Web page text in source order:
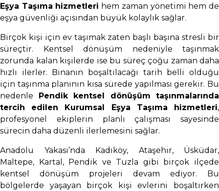
Eşya Taşıma hizmetleri hem zaman yönetimi hem de
eşya güvenliği açısından büyük kolaylık sağlar.
Birçok kişi için ev taşımak zaten başlı başına stresli bir
süreçtir. Kentsel dönüşüm nedeniyle taşınmak
zorunda kalan kişilerde ise bu süreç çoğu zaman daha
hızlı ilerler. Binanın boşaltılacağı tarih belli olduğu
için taşınma planının kısa sürede yapılması gerekir. Bu
nedenle Pendik kentsel dönüşüm taşınmalarında
tercih edilen Kurumsal Eşya Taşıma hizmetleri,
profesyonel ekiplerin planlı çalışması sayesinde
sürecin daha düzenli ilerlemesini sağlar.
Anadolu Yakası’nda Kadıköy, Ataşehir, Üsküdar,
Maltepe, Kartal, Pendik ve Tuzla gibi birçok ilçede
kentsel dönüşüm projeleri devam ediyor. Bu
bölgelerde yaşayan birçok kişi evlerini boşaltırken